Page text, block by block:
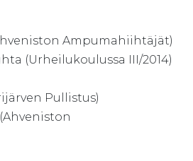
Ampumahiihtäjät)
(Urheilukoulussa III/2014)
Pullistus)